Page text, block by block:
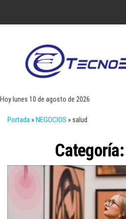
Hoy lunes 10 de agosto de 2026
Portada »NEGOCIOS »salud
Categoría: